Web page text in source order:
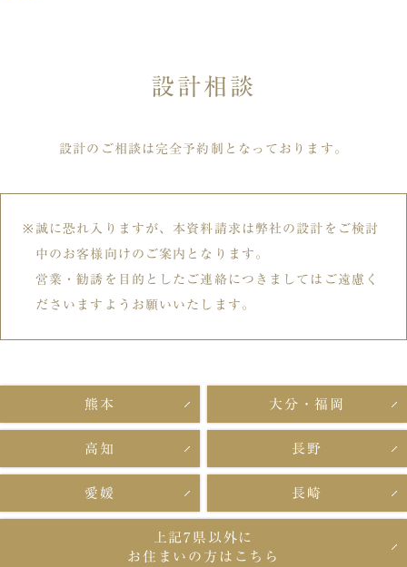
設計相談
設計のご相談は完全予約制となっております。
誠に恐れ入りますが、本資料請求は弊社の設計をご検討
中のお客様向けのご案内となります。
営業・勧誘を目的としたご連絡につきましてはご遠慮く
ださいますようお願いいたします。
熊本 大分・福岡
高知 長野
愛媛 長崎
上記7県以外に
お住まいの方はこちら